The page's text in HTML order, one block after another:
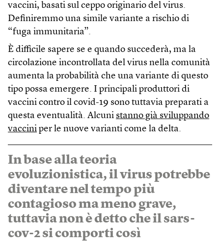
vaccini, basati sul ceppo originario del virus.
Definiremmo una simile variante a rischio di
“fuga immunitaria”.
È difficile sapere se e quando succederà, ma la
circolazione incontrollata del virus nella comunità
aumenta la probabilità che una variante di questo
tipo possa emergere. I principali produttori di
vaccini contro il covid-19 sono tuttavia preparati a
questa eventualità. Alcuni stanno già sviluppando
vaccini per le nuove varianti come la delta.
In base alla teoria
evoluzionistica, il virus potrebbe
diventare nel tempo più
contagioso ma meno grave,
tuttavia non è detto che il sars-
cov-2 si comporti così